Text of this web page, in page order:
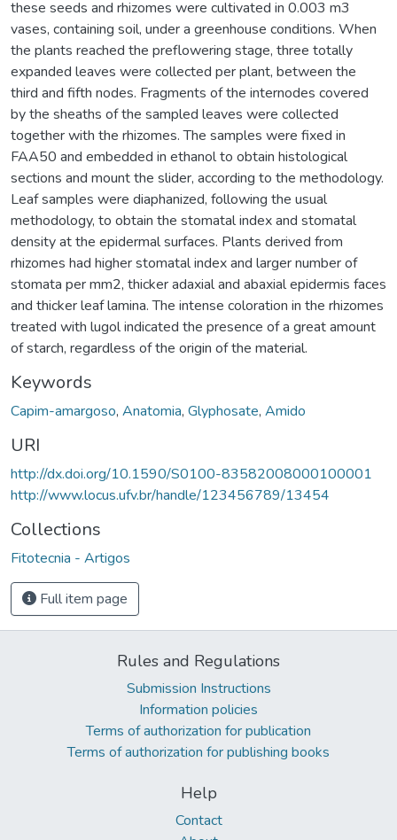
these seeds and rhizomes were cultivated in 0.003 m3
vases, containing soil, under a greenhouse conditions. When
the plants reached the preflowering stage, three totally
expanded leaves were collected per plant, between the
third and fifth nodes. Fragments of the internodes covered
by the sheaths of the sampled leaves were collected
together with the rhizomes. The samples were fixed in
FAA50 and embedded in ethanol to obtain histological
sections and mount the slider, according to the methodology.
Leaf samples were diaphanized, following the usual
methodology, to obtain the stomatal index and stomatal
density at the epidermal surfaces. Plants derived from
rhizomes had higher stomatal index and larger number of
stomata per mm2, thicker adaxial and abaxial epidermis faces
and thicker leaf lamina. The intense coloration in the rhizomes
treated with lugol indicated the presence of a great amount
of starch, regardless of the origin of the material.
Keywords
Capim-amargoso, Anatomia, Glyphosate, Amido
URI
http://dx.doi.org/10.1590/S0100-83582008000100001
http://www.locus.ufv.br/handle/123456789/13454
Collections
Fitotecnia - Artigos
Full item page
Rules and Regulations
Submission Instructions
Information policies
Terms of authorization for publication
Terms of authorization for publishing books
Help
Contact